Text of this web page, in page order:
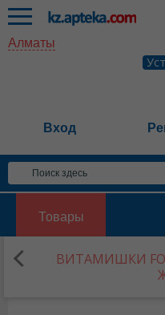
Алматы
Вход
Товары
ВИТАМИШКИ